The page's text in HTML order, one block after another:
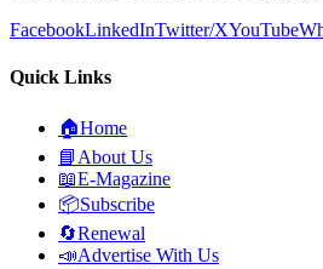
FacebookLinkedInTwitter/XYouTube
Quick Links
🏠Home
📘 About Us
📖E-Magazine
📦Subscribe
🔄Renewal
📣Advertise With Us